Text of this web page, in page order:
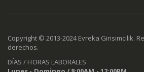
Copyright © 2013-2024 Evreka Girisimcilik.
derechos.
DÍAS / HORAS LABORALES